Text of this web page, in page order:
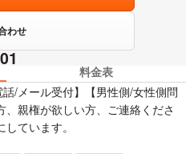
わせ
料金表
/メール受付】【男性側/女性側問
親権が欲しい方、ご連絡くださ
ています。